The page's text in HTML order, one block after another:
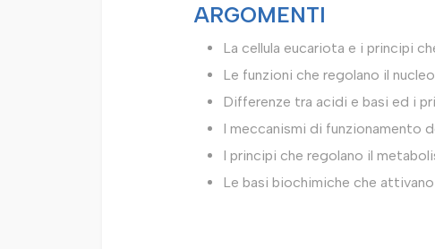
ARGOMENTI
La cellula eucariota e i principi
Le funzioni che regolano il
Differenze tra acidi e basi ed i
I meccanismi di funzionamento
I principi che regolano il
Le basi biochimiche che